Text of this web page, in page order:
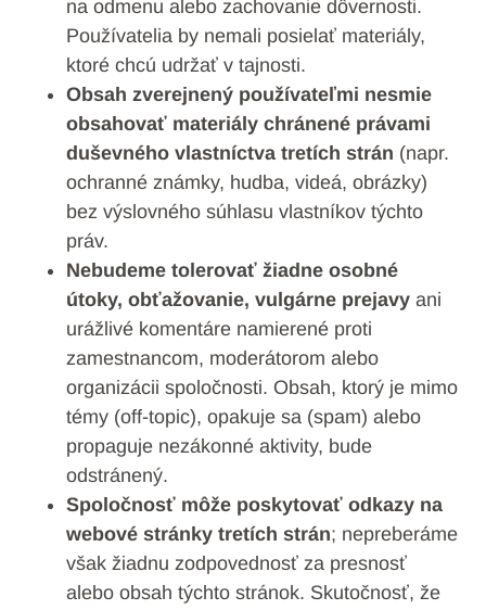
na odmenu alebo zachovanie dôvernosti.
Používatelia by nemali posielať materiály,
ktoré chcú udržať v tajnosti.
Obsah zverejnený používateľmi nesmie
obsahovať materiály chránené právami
duševného vlastníctva tretích strán (napr.
ochranné známky, hudba, videá, obrázky)
bez výslovného súhlasu vlastníkov týchto
práv.
Nebudeme tolerovať žiadne osobné
útoky, obťažovanie, vulgárne prejavy ani
urážlivé komentáre namierené proti
zamestnancom, moderátorom alebo
organizácii spoločnosti. Obsah, ktorý je mimo
témy (off-topic), opakuje sa (spam) alebo
propaguje nezákonné aktivity, bude
odstránený.
Spoločnosť môže poskytovať odkazy na
webové stránky tretích strán; nepreberáme
však žiadnu zodpovednosť za presnosť
alebo obsah týchto stránok. Skutočnosť, že